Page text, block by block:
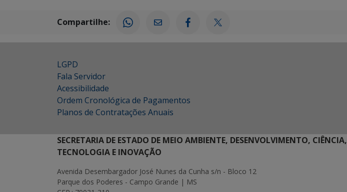
Compartilhe:
LGPD
Fala Servidor
Acessibilidade
Ordem Cronológica de Pagamentos
Planos de Contratações Anuais
SECRETARIA DE ESTADO DE MEIO AMBIENTE, DESENVOLVIMENTO, CIÊNCIA,
TECNOLOGIA E INOVAÇÃO
Avenida Desembargador José Nunes da Cunha s/n - Bloco 12
Parque dos Poderes - Campo Grande | MS